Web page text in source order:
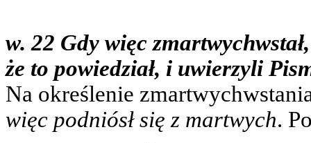
w. 22 Gdy więc
że to powiedział, i uwierzyli
Na określenie
więc podniósł się z martwych.